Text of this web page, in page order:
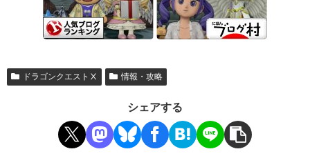
ドラゴンクエストⅩ 情報・攻略
シェアする